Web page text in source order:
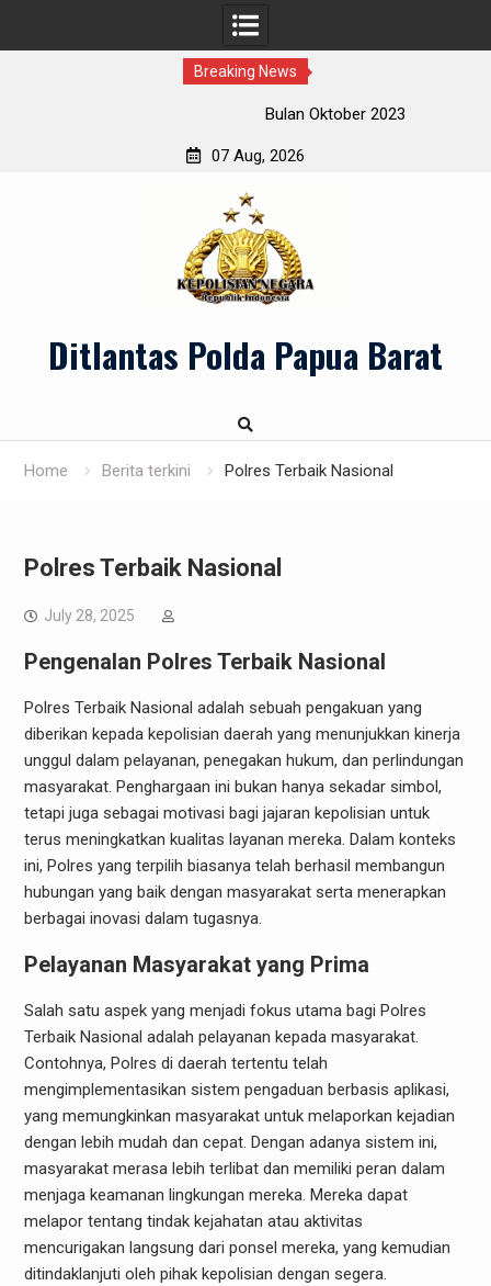
Breaking News
Bulan Oktober 2023
07 Aug, 2026
Ditlantas Polda Papua Barat
Home Berita terkini Polres Terbaik Nasional
Polres Terbaik Nasional
July 28, 2025
Pengenalan Polres Terbaik Nasional
Polres Terbaik Nasional adalah sebuah pengakuan yang
diberikan kepada kepolisian daerah yang menunjukkan kinerja
unggul dalam pelayanan, penegakan hukum, dan perlindungan
masyarakat. Penghargaan ini bukan hanya sekadar simbol,
tetapi juga sebagai motivasi bagi jajaran kepolisian untuk
terus meningkatkan kualitas layanan mereka. Dalam konteks
ini, Polres yang terpilih biasanya telah berhasil membangun
hubungan yang baik dengan masyarakat serta menerapkan
berbagai inovasi dalam tugasnya.
Pelayanan Masyarakat yang Prima
Salah satu aspek yang menjadi fokus utama bagi Polres
Terbaik Nasional adalah pelayanan kepada masyarakat.
Contohnya, Polres di daerah tertentu telah
mengimplementasikan sistem pengaduan berbasis aplikasi,
yang memungkinkan masyarakat untuk melaporkan kejadian
dengan lebih mudah dan cepat. Dengan adanya sistem ini,
masyarakat merasa lebih terlibat dan memiliki peran dalam
menjaga keamanan lingkungan mereka. Mereka dapat
melapor tentang tindak kejahatan atau aktivitas
mencurigakan langsung dari ponsel mereka, yang kemudian
ditindaklanjuti oleh pihak kepolisian dengan segera.